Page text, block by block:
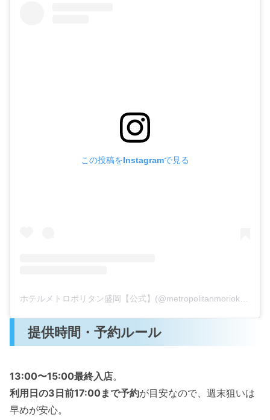
この投稿をInstagramで見る
提供時間・予約ルール
13:00〜15:00最終入店。
利用日の3日前17:00まで予約が目安なので、週末狙いは
早めが安心。